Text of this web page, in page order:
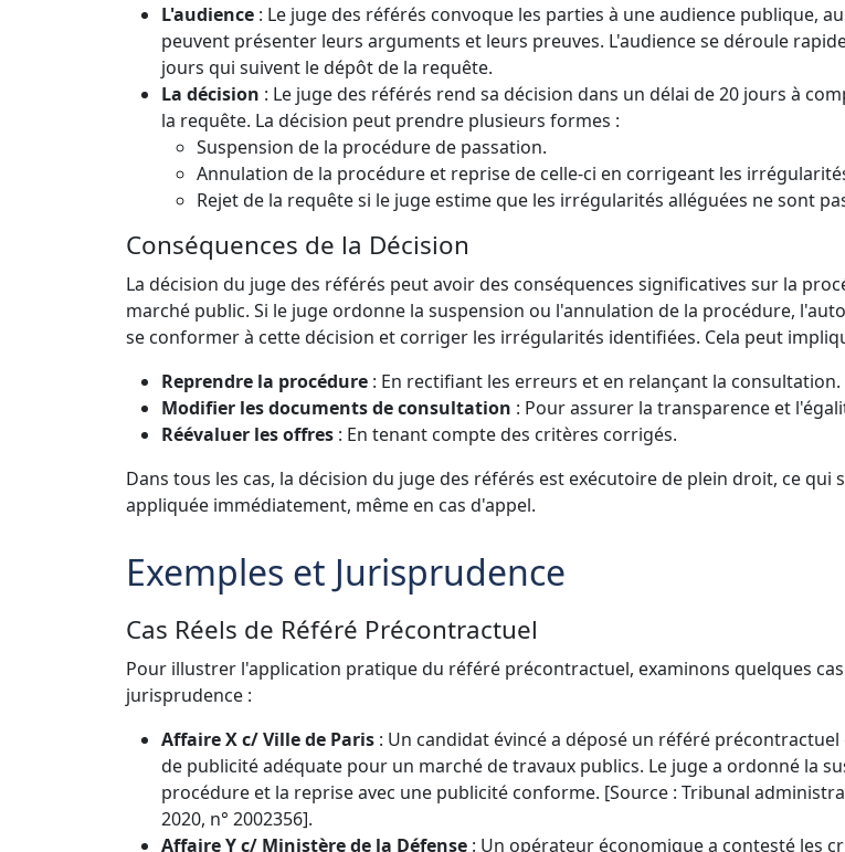
L'audience : Le juge des référés convoque les parties à une audience publique,
peuvent présenter leurs arguments et leurs preuves. L'audience se déroule
jours qui suivent le dépôt de la requête.
La décision : Le juge des référés rend sa décision dans un délai de 20 jours à
la requête. La décision peut prendre plusieurs formes :
Suspension de la procédure de passation.
Annulation de la procédure et reprise de celle-ci en corrigeant les
Rejet de la requête si le juge estime que les irrégularités alléguées ne sont
Conséquences de la Décision
La décision du juge des référés peut avoir des conséquences significatives sur la
marché public. Si le juge ordonne la suspension ou l'annulation de la procédure,
se conformer à cette décision et corriger les irrégularités identifiées. Cela peut
Reprendre la procédure : En rectifiant les erreurs et en relançant la consultation.
Modifier les documents de consultation : Pour assurer la transparence et
Réévaluer les offres : En tenant compte des critères corrigés.
Dans tous les cas, la décision du juge des référés est exécutoire de plein droit, ce qui
appliquée immédiatement, même en cas d'appel.
Exemples et Jurisprudence
Cas Réels de Référé Précontractuel
Pour illustrer l'application pratique du référé précontractuel, examinons quelques cas
jurisprudence :
Affaire X c/ Ville de Paris : Un candidat évincé a déposé un référé
de publicité adéquate pour un marché de travaux publics. Le juge a ordonné la
procédure et la reprise avec une publicité conforme. [Source : Tribunal
2020, n° 2002356].
Affaire Y c/ Ministère de la Défense : Un opérateur économique a contesté les